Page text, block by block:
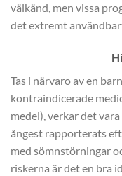
välkänd, men vissa
det extremt
Tas i närvaro av en
kontraindicerade
medel), verkar det
ångest rapporterats
med sömnstörningar
riskerna är det en bra